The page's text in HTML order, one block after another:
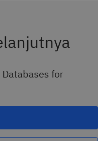
for